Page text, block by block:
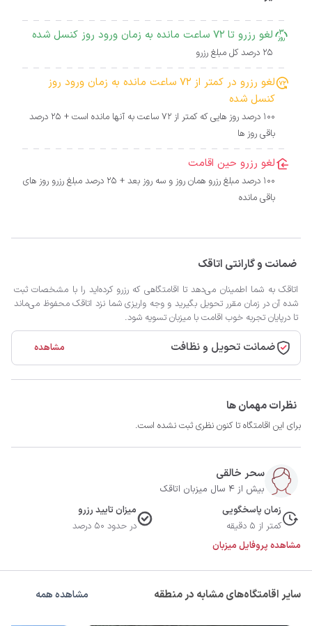
لغو رزرو تا 72 ساعت مانده به زمان ورود روز کنسل شده
25 درصد کل مبلغ رزرو
لغو رزرو در کمتر از 72 ساعت مانده به زمان ورود روز
کنسل شده
100 درصد روز هایی که کمتر از 72 ساعت به آنها مانده است + 25 درصد
باقی روز ها
لغو رزرو حین اقامت
100 درصد مبلغ رزرو همان روز و سه روز بعد + 25 درصد مبلغ رزرو روز های
باقی مانده
ضمانت و گارانتی اتاقک
اتاقک به شما اطمینان می‌دهد تا اقامتگاهی که رزرو کرده‌اید را با مشخصات ثبت
شده آن در زمان مقرر تحویل بگیرید و وجه واریزی شما نزد اتاقک محفوظ می‌ماند
تا درپایان تجربه خوب اقامت با میزبان تسویه شود.
ضمانت تحویل و نظافت مشاهده
نظرات مهمان ها
برای این اقامتگاه تا کنون نظری ثبت نشده است.
سحر خالقی
بیش از 4 سال میزبان اتاقک
زمان پاسخگویی
کمتر از 5 دقیقه
میزان تایید رزرو
در حدود 50 درصد
مشاهده پروفایل میزبان
سایر اقامتگاه‌های مشابه در منطقه مشاهده همه